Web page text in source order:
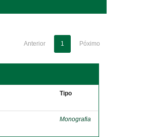
Anterior 1 Póximo
Tipo
Monografia